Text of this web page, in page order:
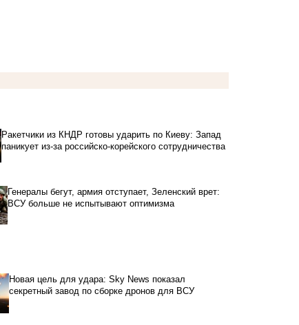
Ракетчики из КНДР готовы ударить по Киеву: Запад
паникует из-за российско-корейского сотрудничества
Генералы бегут, армия отступает, Зеленский врет:
ВСУ больше не испытывают оптимизма
Новая цель для удара: Sky News показал
секретный завод по сборке дронов для ВСУ